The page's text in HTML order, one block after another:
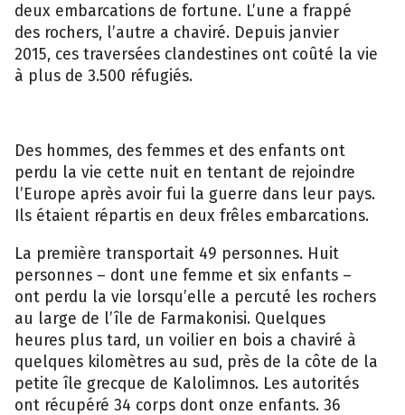
deux embarcations de fortune. L’une a frappé
des rochers, l’autre a chaviré. Depuis janvier
2015, ces traversées clandestines ont coûté la vie
à plus de 3.500 réfugiés.
Des hommes, des femmes et des enfants ont
perdu la vie cette nuit en tentant de rejoindre
l’Europe après avoir fui la guerre dans leur pays.
Ils étaient répartis en deux frêles embarcations.
La première transportait 49 personnes. Huit
personnes – dont une femme et six enfants –
ont perdu la vie lorsqu’elle a percuté les rochers
au large de l’île de Farmakonisi. Quelques
heures plus tard, un voilier en bois a chaviré à
quelques kilomètres au sud, près de la côte de la
petite île grecque de Kalolimnos. Les autorités
ont récupéré 34 corps dont onze enfants. 36